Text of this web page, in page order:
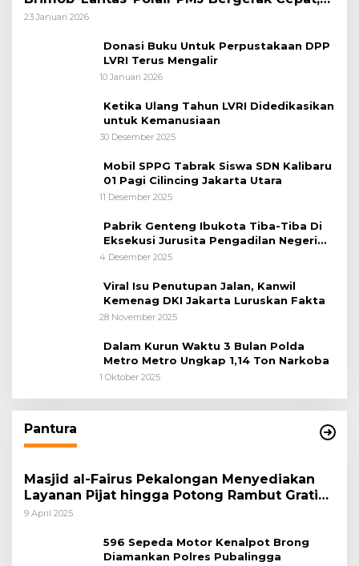
Polri Siagakan 128.247 Personel Secara
23 Januari 2026
Donasi Buku Untuk Perpustakaan DPP
LVRI Terus Mengalir
10 Januari 2026
Ketika Ulang Tahun LVRI Didedikasikan
untuk Kemanusiaan
30 Desember 2025
Mobil SPPG Tabrak Siswa SDN Kalibaru
01 Pagi Cilincing Jakarta Utara
11 Desember 2025
Pabrik Genteng Ibukota Tiba-Tiba Di
Eksekusi Jurusita Pengadilan Negeri
Tangerang, Diduga Cacat Hukum Sejak
4 Desember 2025
Viral Isu Penutupan Jalan, Kanwil
Kemenag DKI Jakarta Luruskan Fakta
28 November 2025
Dalam Kurun Waktu 3 Bulan Polda
Metro Metro Ungkap 1,14 Ton Narkoba
1 Oktober 2025
Pantura
Masjid al-Fairus Pekalongan Menyediakan
Layanan Pijat hingga Potong Rambut Gratis
bagi Pemudik Lebaran 2025
9 April 2025
596 Sepeda Motor Kenalpot Brong
Diamankan Polres Pubalingga